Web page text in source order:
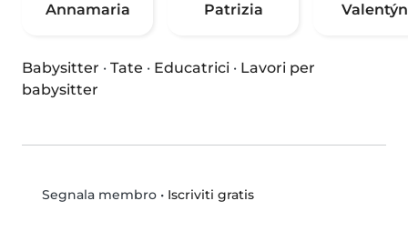
Annamaria Patrizia
Babysitter · Tate · Educatrici · Lavori per
babysitter
Segnala membro• Iscriviti gratis